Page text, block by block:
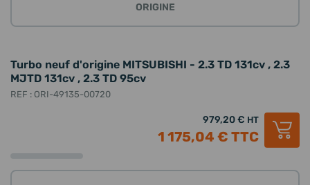
ORIGINE
Turbo neuf d'origine MITSUBISHI - 2.3 TD 131cv , 2.3
MJTD 131cv , 2.3 TD 95cv
REF : ORI-49135-00720
979,20 € HT
1 175,04 € TTC